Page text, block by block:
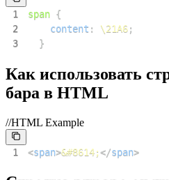
1 span {
2
content : \21A6;
3
}
Как использовать
бара в HTML
//HTML Example
1 <span>&#8614;</span>